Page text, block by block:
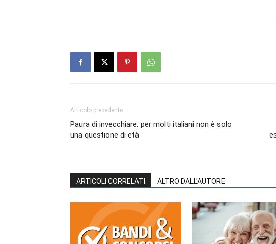
Articolo precedente
Paura di invecchiare: per molti italiani non è solo
una questione di età
ARTICOLI CORRELATI ALTRO DALL'AUTORE